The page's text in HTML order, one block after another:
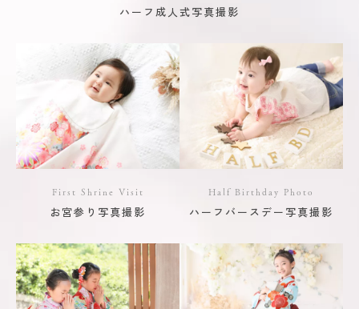
ハーフ成人式写真撮影
First Shrine Visit
お宮参り写真撮影
Half Birthday Photo
ハーフバースデー写真撮影